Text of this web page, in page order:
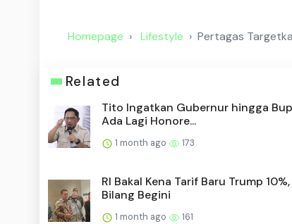
Homepage Lifestyle Pertagas
Related
Tito Ingatkan Gubernur hingga
Ada Lagi Honore...
1 month ago 173
RI Bakal Kena Tarif Baru Trump
Bilang Begini
1 month ago 161